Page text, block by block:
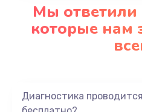
Мы ответили
которые нам
Диагностика проводится